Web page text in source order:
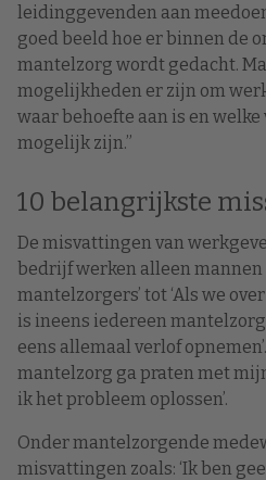
leidinggevenden aan
goed beeld hoe er binnen de
mantelzorg wordt gedacht.
mogelijkheden er zijn om
waar behoefte aan is en
mogelijk zijn.”
10 belangrijkste
De misvattingen van
bedrijf werken alleen mannen
mantelzorgers’ tot ‘Als we
is ineens iedereen
eens allemaal verlof
mantelzorg ga praten met
ik het probleem oplossen’.
Onder mantelzorgende
misvattingen zoals: ‘Ik ben